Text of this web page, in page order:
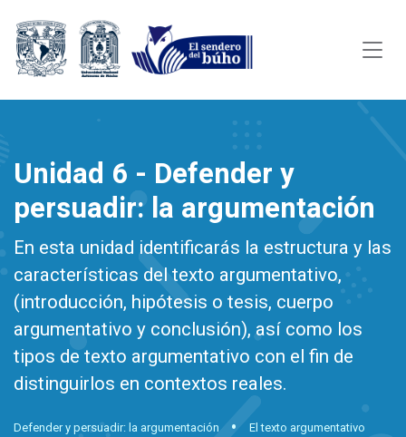
Unidad 6 - Defender y
persuadir: la argumentación
En esta unidad identificarás la estructura y las
características del texto argumentativo,
(introducción, hipótesis o tesis, cuerpo
argumentativo y conclusión), así como los
tipos de texto argumentativo con el fin de
distinguirlos en contextos reales.
Defender y persuadir: la argumentación
El texto argumentativo